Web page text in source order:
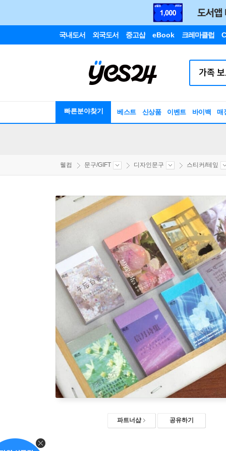
국내도서 외국도서 중고샵 eBook 크레마클럽
빠른분야찾기 베스트 신상품 이벤트 바이백 매
웰컴 문구/GIFT 디자인문구 스티커/테잎
파트너샵 공유하기